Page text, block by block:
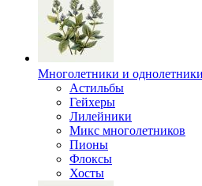
Многолетники и однолетники
Астильбы
Гейхеры
Лилейники
Микс многолетников
Пионы
Флоксы
Хосты